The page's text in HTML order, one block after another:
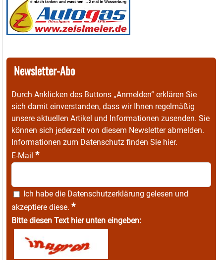
Newsletter-Abo
Durch Anklicken des Buttons „Anmelden“ erklären Sie
sich damit einverstanden, dass wir Ihnen regelmäßig
unsere aktuellen Artikel und Informationen zusenden. Sie
können sich jederzeit von diesem Newsletter abmelden.
Informationen zum Datenschutz finden Sie hier.
E-Mail *
Ich habe die Datenschutzerklärung gelesen und
akzeptiere diese. *
Bitte diesen Text hier unten eingeben: